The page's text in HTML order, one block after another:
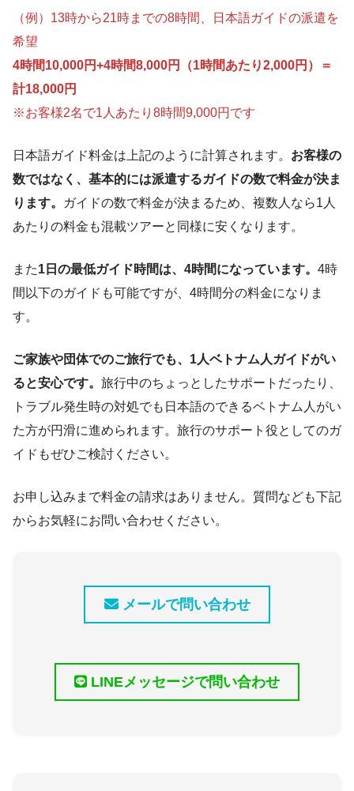
リンウン寺から見たダナンのビーチサイ
雨の日は、晴れてる時とは違ったミステリアスな
雰囲気になります（雨の日は階段が滑るので注意
してください）。
れており、リンウン寺でも野生の猿が見れます。
ダナン市内のホテルへ戻る
ン大聖堂までは徒歩でも移動できます。
時間帯によっては表から入れないため注意してく
ださい。
14時（到着時間は前後します）
ダナン市内のホテルへ戻る
18時頃からホイアンの街中にある提灯が
点灯し始めます。
インスタ映えするスポットとして知られるホイア
と、鮮やかな色彩でいっそう魅力的になります。
みます。
手漕ぎボートへの乗船は、3名までで17万ドン
（約1,020円）です。灯籠は、1つ1万ドンから2万
ドン（約60円から120円）になります。ボートに
乗って静かな川を進みながら、灯篭を流すことで
います。
鮮やかな色彩に包まれる街で地元料理
を楽しむ
カーゴクラブ（Cargo Club）では、カオラウやホ
理、欧米料理も多数取り揃えており、好みの料理
（例）13時から21時までの8時間、日本語ガイドの派遣を
希望
4時間10,000円+4時間8,000円（1時間あたり2,000円）＝
計18,000円
※お客様2名で1人あたり8時間9,000円です
日本語ガイド料金は上記のように計算されます。 お客様の
数ではなく、基本的には派遣するガイドの数で料金が決ま
ります。
ガイドの数で料金が決まるため、複数人なら1人
あたりの料金も混載ツアーと同様に安くなります。
また1日の最低ガイド時間は、4時間になっています。 4時
間以下のガイドも可能ですが、4時間分の料金になりま
す。
ご家族や団体でのご旅行でも、1人ベトナム人ガイドがい
ると安心です。 旅行中のちょっとしたサポートだったり、
トラブル発生時の対処でも日本語のできるベトナム人がい
た方が円滑に進められます。旅行のサポート役としてのガ
イドもぜひご検討ください。
お申し込みまで料金の請求はありません。質問なども下記
からお気軽にお問い合わせください。
メールで問い合わせ
LINEメッセージで問い合わせ